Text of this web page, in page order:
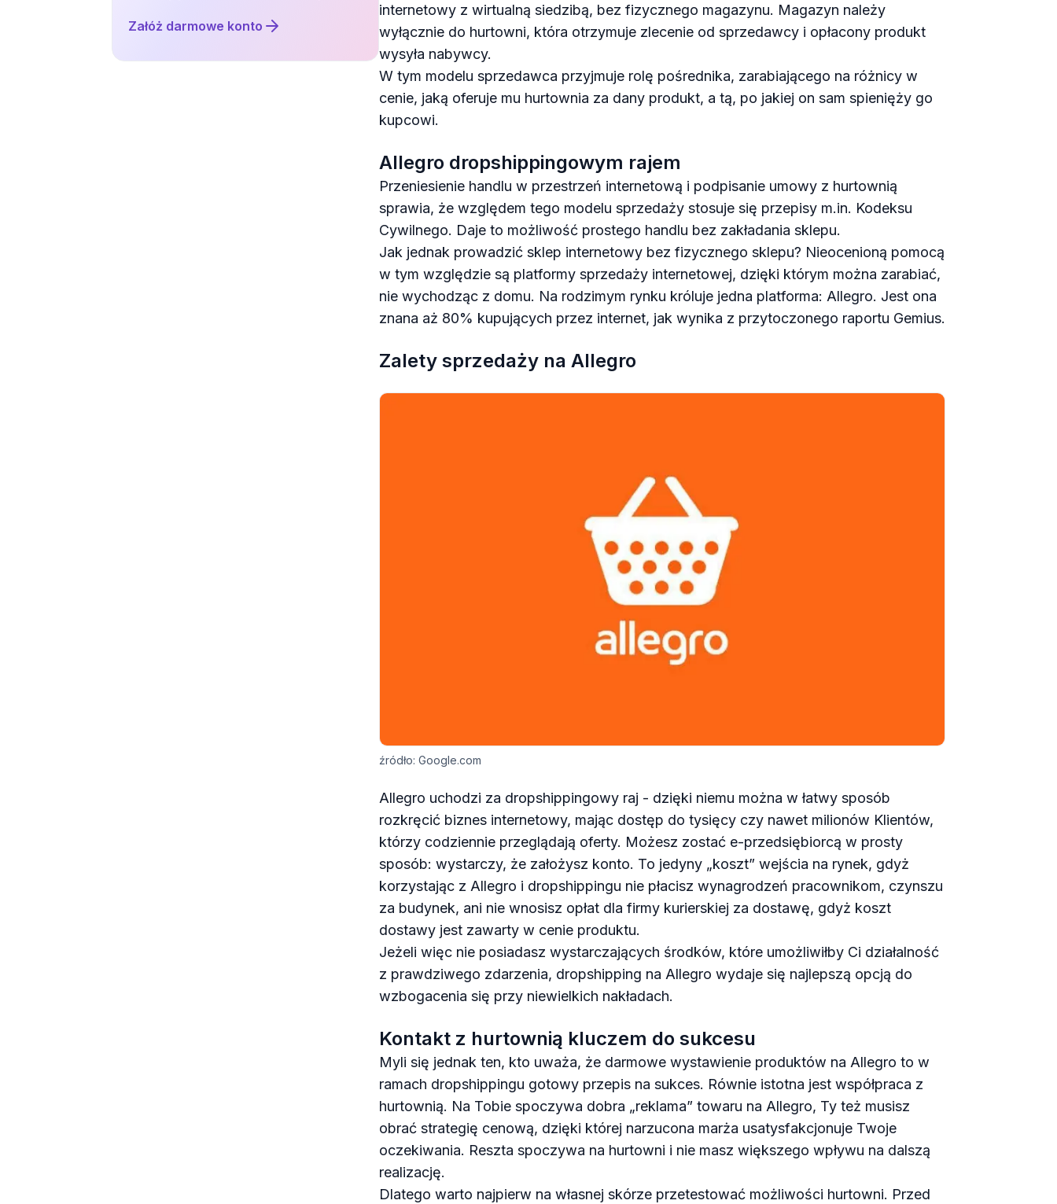
Załóż darmowe konto
internetowy z wirtualną siedzibą, bez fizycznego magazynu. Magazyn należy
wyłącznie do hurtowni, która otrzymuje zlecenie od sprzedawcy i opłacony produkt
wysyła nabywcy.
W tym modelu sprzedawca przyjmuje rolę pośrednika, zarabiającego na różnicy w
cenie, jaką oferuje mu hurtownia za dany produkt, a tą, po jakiej on sam spienięży go
kupcowi.
Allegro dropshippingowym rajem
Przeniesienie handlu w przestrzeń internetową i podpisanie umowy z hurtownią
sprawia, że względem tego modelu sprzedaży stosuje się przepisy m.in. Kodeksu
Cywilnego. Daje to możliwość prostego handlu bez zakładania sklepu.
Jak jednak prowadzić sklep internetowy bez fizycznego sklepu? Nieocenioną pomocą
w tym względzie są platformy sprzedaży internetowej, dzięki którym można zarabiać,
nie wychodząc z domu. Na rodzimym rynku króluje jedna platforma: Allegro. Jest ona
znana aż 80% kupujących przez internet, jak wynika z przytoczonego raportu Gemius.
Zalety sprzedaży na Allegro
źródło: Google.com
Allegro uchodzi za dropshippingowy raj - dzięki niemu można w łatwy sposób
rozkręcić biznes internetowy, mając dostęp do tysięcy czy nawet milionów Klientów,
którzy codziennie przeglądają oferty. Możesz zostać e-przedsiębiorcą w prosty
sposób: wystarczy, że założysz konto. To jedyny „koszt” wejścia na rynek, gdyż
korzystając z Allegro i dropshippingu nie płacisz wynagrodzeń pracownikom, czynszu
za budynek, ani nie wnosisz opłat dla firmy kurierskiej za dostawę, gdyż koszt
dostawy jest zawarty w cenie produktu.
Jeżeli więc nie posiadasz wystarczających środków, które umożliwiłby Ci działalność
z prawdziwego zdarzenia, dropshipping na Allegro wydaje się najlepszą opcją do
wzbogacenia się przy niewielkich nakładach.
Kontakt z hurtownią kluczem do sukcesu
Myli się jednak ten, kto uważa, że darmowe wystawienie produktów na Allegro to w
ramach dropshippingu gotowy przepis na sukces. Równie istotna jest współpraca z
hurtownią. Na Tobie spoczywa dobra „reklama” towaru na Allegro, Ty też musisz
obrać strategię cenową, dzięki której narzucona marża usatysfakcjonuje Twoje
oczekiwania. Reszta spoczywa na hurtowni i nie masz większego wpływu na dalszą
realizację.
Dlatego warto najpierw na własnej skórze przetestować możliwości hurtowni. Przed